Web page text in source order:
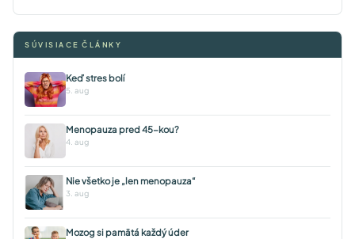
SÚVISIACE ČLÁNKY
Keď stres bolí
5. aug
Menopauza pred 45-kou?
4. aug
Nie všetko je „len menopauza“
3. aug
Mozog si pamätá každý úder